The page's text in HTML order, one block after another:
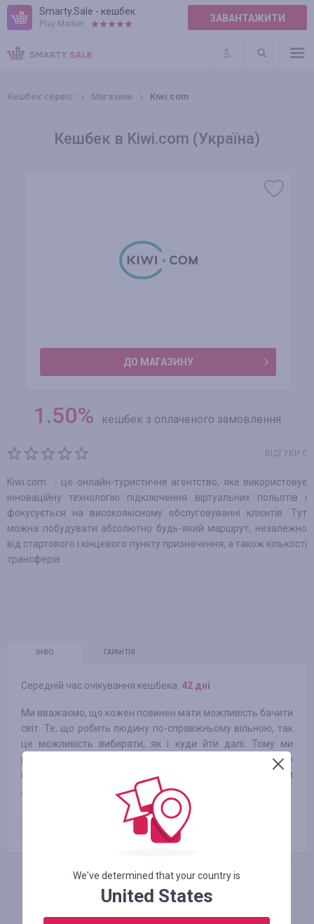
Smarty.Sale - кешбек
Play Market: ЗАВАНТАЖИТИ
ПРАВИЛА
ПЛАГІНИ
Кешбек сервіс Магазини Kiwi.com
Кешбек в Kiwi.com (Україна)
ДО МАГАЗИНУ
1.50% кешбек з оплаченого замовлення
ВІДГУКИ 0
Kiwi.com - це онлайн-туристичне агентство, яке використовує
інноваційну технологію підключення віртуальних польотів і
фокусується на високоякісному обслуговуванні клієнтів. Тут
можна побудувати абсолютно будь-який маршрут, незалежно
від стартового і кінцевого пункту призначення, а також кількості
трансферів
ІНФО ГАРАНТІЯ
Середній час очікування кешбека: 42 днi
Ми вважаємо, що кожен повинен мати можливість бачити
світ. Те, що робить людину по-справжньому вільною, так
це можливість вибирати, як і куди йти далі. Тому ми
руйнуємо стереотипи туристичної індустрії, робимо
подорожі дешевими і робимо світ доступним і відкритим
для всіх.
Оплачене замовлення
АВТОРИЗУЙТЕСЬ, ЩОБ ЗАЛИШИТИ ВІДГУК
We've determined that your country is
United States